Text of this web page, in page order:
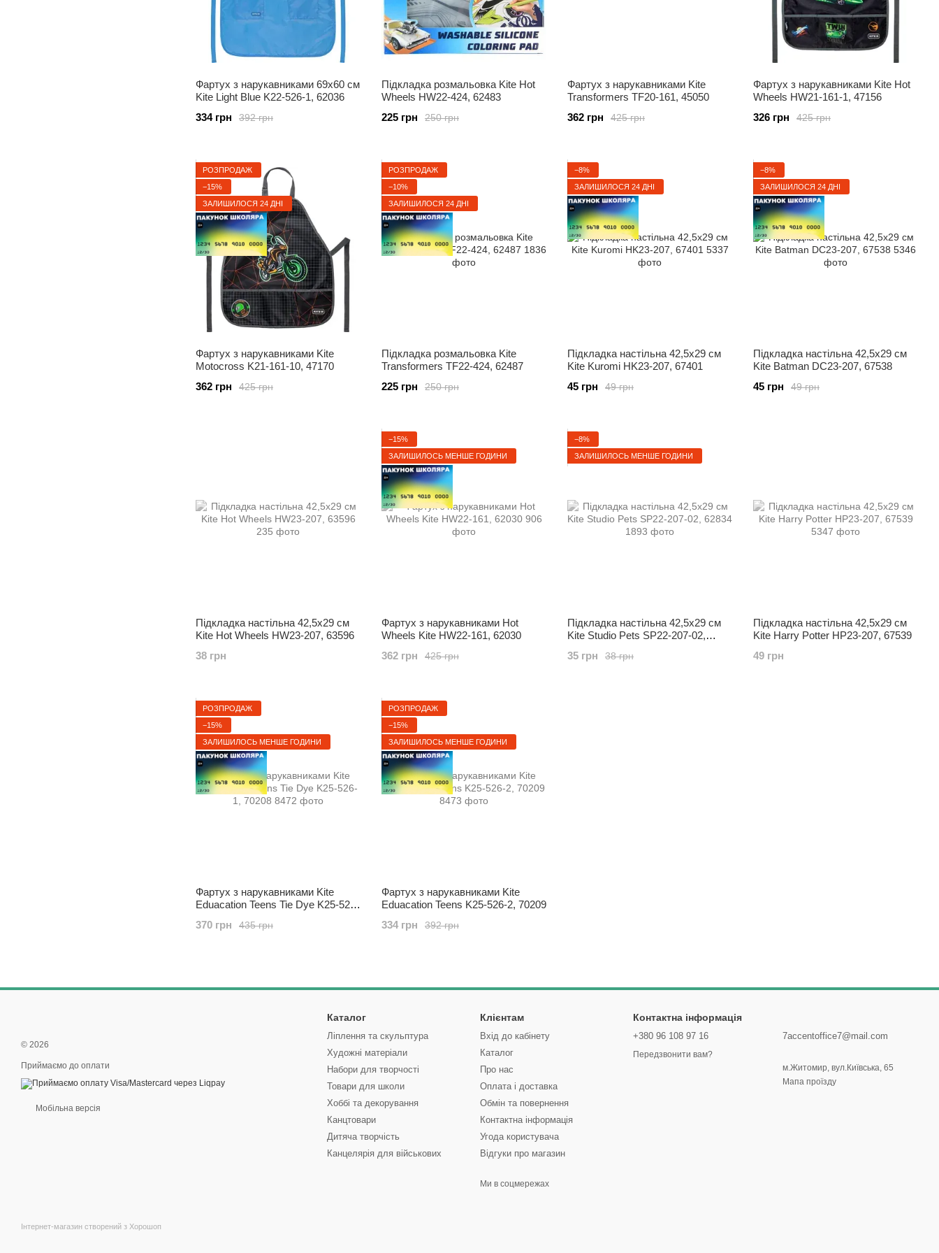
Фартух з нарукавниками 69x60 см
Kite Light Blue K22-526-1, 62036
392 грн
334 грн
Підкладка розмальовка Kite Hot
Wheels HW22-424, 62483
250 грн
225 грн
Фартух з нарукавниками Kite
Transformers TF20-161, 45050
425 грн
362 грн
Фартух з нарукавниками Kite Hot
Wheels HW21-161-1, 47156
425 грн
326 грн
РОЗПРОДАЖ
−15%
ЗАЛИШИЛОСЯ 24 ДНІ
Фартух з нарукавниками Kite
Motocross K21-161-10, 47170
425 грн
362 грн
РОЗПРОДАЖ
−10%
ЗАЛИШИЛОСЯ 24 ДНІ
Підкладка розмальовка Kite
Transformers TF22-424, 62487
250 грн
225 грн
−8%
ЗАЛИШИЛОСЯ 24 ДНІ
Підкладка настільна 42,5x29 см
Kite Kuromi HK23-207, 67401
49 грн
45 грн
−8%
ЗАЛИШИЛОСЯ 24 ДНІ
Підкладка настільна 42,5x29 см
Kite Batman DC23-207, 67538
49 грн
45 грн
Підкладка настільна 42,5x29 см
Kite Hot Wheels HW23-207, 63596
38 грн
−15%
ЗАЛИШИЛОСЬ МЕНШЕ ГОДИНИ
Фартух з нарукавниками Hot
Wheels Kite HW22-161, 62030
425 грн
362 грн
−8%
ЗАЛИШИЛОСЬ МЕНШЕ ГОДИНИ
Підкладка настільна 42,5x29 см
Kite Studio Pets SP22-207-02,
38 грн
35 грн
Підкладка настільна 42,5x29 см
Kite Harry Potter HP23-207, 67539
49 грн
РОЗПРОДАЖ
−15%
ЗАЛИШИЛОСЬ МЕНШЕ ГОДИНИ
Фартух з нарукавниками Kite
Eduacation Teens Tie Dye K25-526-
435 грн
370 грн
РОЗПРОДАЖ
−15%
ЗАЛИШИЛОСЬ МЕНШЕ ГОДИНИ
Фартух з нарукавниками Kite
Eduacation Teens K25-526-2, 70209
392 грн
334 грн
© 2026
Приймаємо до оплати
Мобільна версія
Інтернет-магазин створений з Хорошоп
Каталог
Ліплення та скульптура
Художні матеріали
Набори для творчості
Товари для школи
Хоббі та декорування
Канцтовари
Дитяча творчість
Канцелярія для військових
Клієнтам
Вхід до кабінету
Каталог
Про нас
Оплата і доставка
Обмін та повернення
Контактна інформація
Угода користувача
Відгуки про магазин
Ми в соцмережах
Контактна інформація
+380 96 108 97 16
Передзвонити вам?
7accentoffice7@mail.com
м.Житомир, вул.Київська, 65
Мапа проїзду